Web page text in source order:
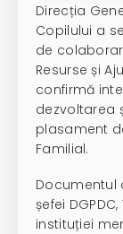
Direcția
Copilului a
de
Resurse și
confirmă
dezvoltarea
plasament
Familial.
Documentul
șefei
instituției